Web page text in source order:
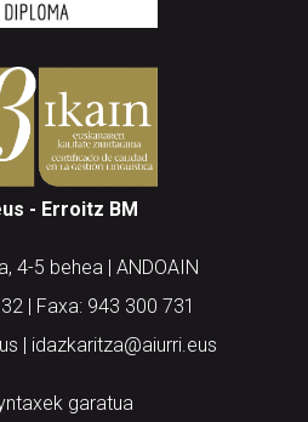
- Erroitz BM
4-5 behea | ANDOAIN
| Faxa: 943 300 731
| idazkaritza@aiurri.eus
garatua